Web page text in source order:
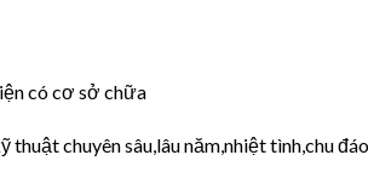
có cơ sở chữa
chuyên sâu,lâu năm,nhiệt tình,chu đáo.